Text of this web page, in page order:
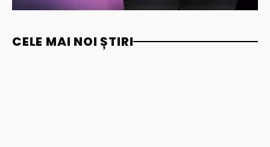
CELE MAI NOI ȘTIRI